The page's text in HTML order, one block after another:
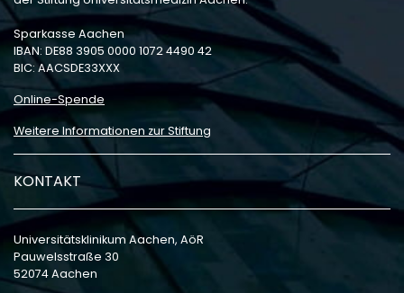
Sparkasse Aachen
IBAN: DE88 3905 0000 1072 4490 42
BIC: AACSDE33XXX
Online-Spende
Weitere Informationen zur Stiftung
KONTAKT
Universitätsklinikum Aachen, AöR
Pauwelsstraße 30
52074 Aachen